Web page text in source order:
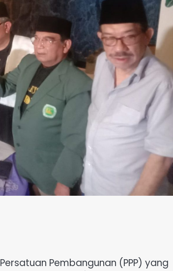
Pembangunan (PPP) yang